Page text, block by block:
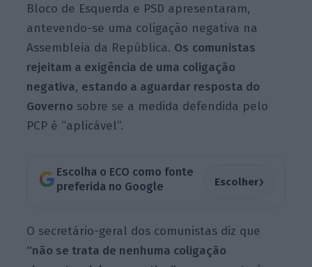
Bloco de Esquerda e PSD apresentaram,
antevendo-se uma coligação negativa na
Assembleia da República. Os comunistas
rejeitam a exigência de uma coligação
negativa, estando a aguardar resposta do
Governo sobre se a medida defendida pelo
PCP é “aplicável”.
Escolha o ECO como fonte
preferida no Google
Escolher›
O secretário-geral dos comunistas diz que
“não se trata de nenhuma coligação